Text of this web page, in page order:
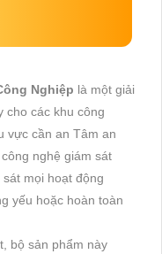
Nghiệp là một giải
cho các khu công
vực cần an Tâm an
nghệ giám sát
mọi hoạt động
yếu hoặc hoàn toàn
bộ sản phẩm này